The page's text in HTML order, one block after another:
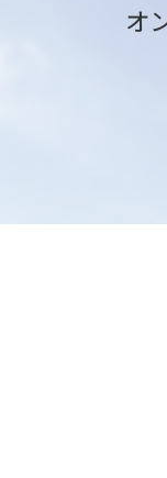
オ